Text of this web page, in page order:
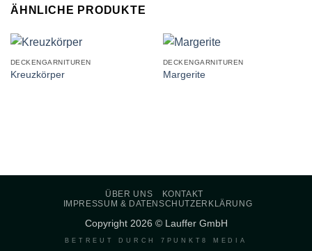
ÄHNLICHE PRODUKTE
DECKENGARNITUREN
Kreuzkörper
DECKENGARNITUREN
Margerite
ÜBER UNS
KONTAKT
IMPRESSUM & DATENSCHUTZERKLÄRUNG
Copyright 2026 © Lauffer GmbH
BETREUT DURCH 7PUNKT8 MEDIA